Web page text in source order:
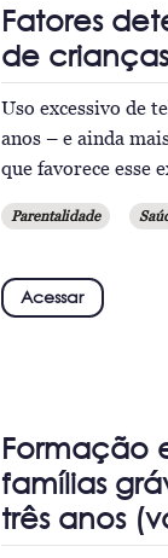
Fatores
de
Uso excessivo de
anos – e ainda
que favorece esse
Parentalidade
Acessar
Formação
famílias
três anos